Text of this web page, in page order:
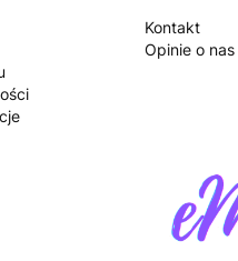
Kontakt
Opinie o nas